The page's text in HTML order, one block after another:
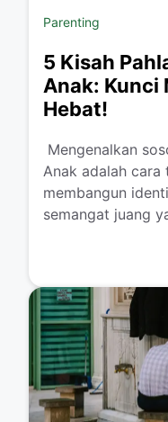
Parenting
5 Kisah
Anak: Kunci
Hebat!
Mengenalkan
Anak adalah
membangun
semangat juang